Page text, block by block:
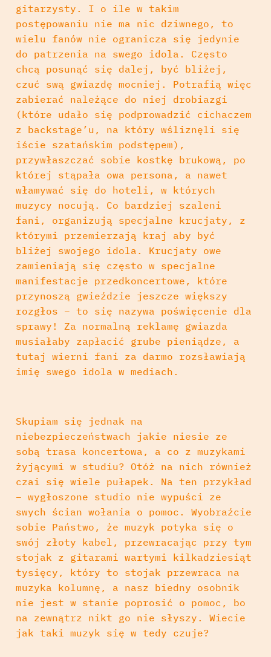
gitarzysty. I o ile w takim
postępowaniu nie ma nic dziwnego, to
wielu fanów nie ogranicza się jedynie
do patrzenia na swego idola. Często
chcą posunąć się dalej, być bliżej,
czuć swą gwiazdę mocniej. Potrafią więc
zabierać należące do niej drobiazgi
(które udało się podprowadzić cichaczem
z backstage’u, na który wśliznęli się
iście szatańskim podstępem),
przywłaszczać sobie kostkę brukową, po
której stąpała owa persona, a nawet
włamywać się do hoteli, w których
muzycy nocują. Co bardziej szaleni
fani, organizują specjalne krucjaty, z
którymi przemierzają kraj aby być
bliżej swojego idola. Krucjaty owe
zamieniają się często w specjalne
manifestacje przedkoncertowe, które
przynoszą gwieździe jeszcze większy
rozgłos – to się nazywa poświęcenie dla
sprawy! Za normalną reklamę gwiazda
musiałaby zapłacić grube pieniądze, a
tutaj wierni fani za darmo rozsławiają
imię swego idola w mediach.
Skupiam się jednak na
niebezpieczeństwach jakie niesie ze
sobą trasa koncertowa, a co z muzykami
żyjącymi w studiu? Otóż na nich również
czai się wiele pułapek. Na ten przykład
– wygłoszone studio nie wypuści ze
swych ścian wołania o pomoc. Wyobraźcie
sobie Państwo, że muzyk potyka się o
swój złoty kabel, przewracając przy tym
stojak z gitarami wartymi kilkadziesiąt
tysięcy, który to stojak przewraca na
muzyka kolumnę, a nasz biedny osobnik
nie jest w stanie poprosić o pomoc, bo
na zewnątrz nikt go nie słyszy. Wiecie
jak taki muzyk się w tedy czuje?